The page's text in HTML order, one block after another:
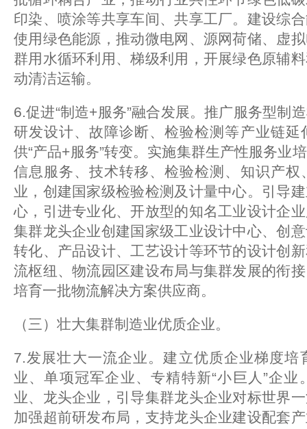
印染、喷涂等共享车间、共享工厂。建设综
使用绿色能源，推动微电网、源网荷储、虚
群用水循环利用、梯级利用，开展绿色原辅
动清洁运输。
6.促进“制造+服务”融合发展。推广服务型制
研发设计、故障诊断、检验检测等产业链延
供“产品+服务”转变。实施集群生产性服务业
信息服务、技术转移、检验检测、知识产权
业，创建国家级检验检测及计量中心。引导
心，引进专业化、开放型的知名工业设计企
集群龙头企业创建国家级工业设计中心、创
转化、产品设计、工艺设计等环节的设计创
流枢纽、物流园区建设布局与集群发展的衔
培育一批物流解决方案供应商。
（三）壮大集群制造业优质企业。
7.发展壮大一流企业。建立优质企业梯度培
业、单项冠军企业、专精特新“小巨人”企
业、龙头企业，引导集群龙头企业对标世界
加强超前研发布局，支持龙头企业建设配套